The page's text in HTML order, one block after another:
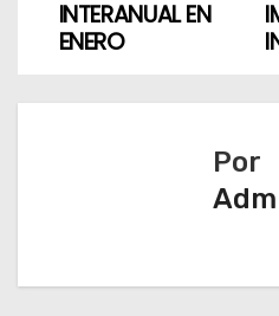
e
i
INTERANUAL EN
ENERO
Por